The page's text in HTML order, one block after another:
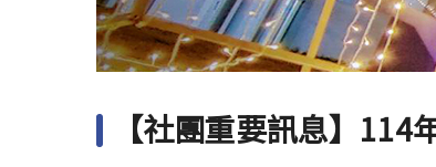
【社團重要訊息】